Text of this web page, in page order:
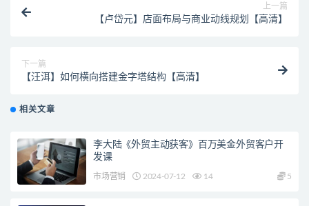
上一篇
【卢岱元】店面布局与商业动线规划【高清】
下一篇
【汪洱】如何横向搭建金字塔结构【高清】
相关文章
李大陆《外贸主动获客》百万美金外贸客户开
发课
市场营销 2024-07-12 14 5